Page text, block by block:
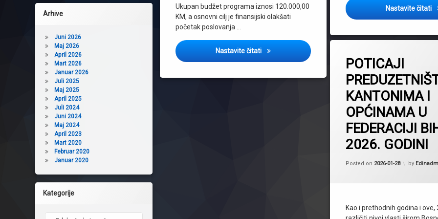
Ukupan budžet programa iznosi 120.000,00
KM, a osnovni cilj je finansijski olakšati
početak poslovanja …
Nastavite čitati Ministarstvo gospodarstva HBŽ podržava osnivanje
Nastavite čitati
POTICAJI
KANTONIMA I
OPĆINAMA U
FEDERACIJI
2026. GODINI
Posted on 2026-01-28 by
Kao i prethodnih godina i ove,
BosanskaKrupa
GornjiVakuf
Gračanica
Gradacac
HNK
Ljubuški
Lukavac
Arhive
Juni 2026
Maj 2026
April 2026
Mart 2026
Januar 2026
Juli 2025
Maj 2025
April 2025
Juli 2024
Juni 2024
Maj 2024
April 2023
Mart 2020
Februar 2020
Januar 2020
Kategorije
Kategorije